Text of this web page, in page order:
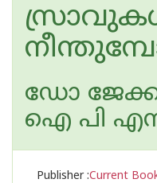
ഡോ
ഐ പി
Publisher :Current